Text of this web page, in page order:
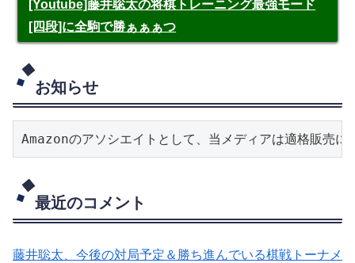
[Youtube]藤井聡太の将棋トレーニング最強モード
[四段]に全駒で勝ぁぁぁつ
お知らせ
Amazonのアソシエイトとして、当メディアは適格販売に
最近のコメント
藤井聡太、今後の対局予定＆勝ち進んでいる棋戦トーナメ